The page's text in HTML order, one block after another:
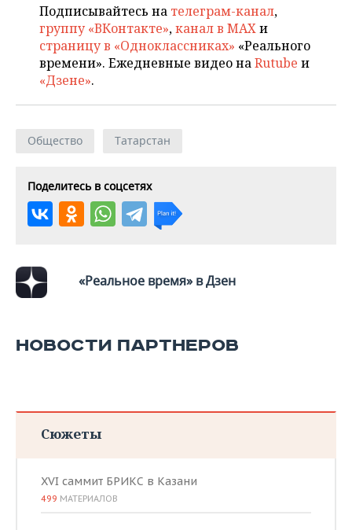
ХОККЕЙ С МЯЧОМ
ПРОИСШЕСТВИЯ
Подписывайтесь на телеграм-канал,
группу «ВКонтакте»,канал в MAXи
страницу в «Одноклассниках» «Реального
времени». Ежедневные видео наRutube и
«Дзене».
Общество Татарстан
Поделитесь в соцсетях
«Реальное время» в Дзен
НОВОСТИ ПАРТНЕРОВ
Сюжеты
XVI саммит БРИКС в Казани
499 МАТЕРИАЛОВ